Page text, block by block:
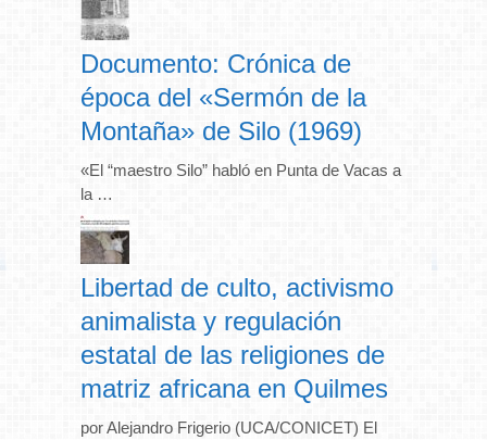
Documento: Crónica de
época del «Sermón de la
Montaña» de Silo (1969)
«El “maestro Silo” habló en Punta de Vacas a
la …
Libertad de culto, activismo
animalista y regulación
estatal de las religiones de
matriz africana en Quilmes
por Alejandro Frigerio (UCA/CONICET) El